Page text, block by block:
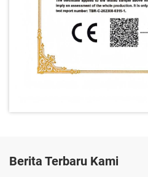
Berita Terbaru Kami